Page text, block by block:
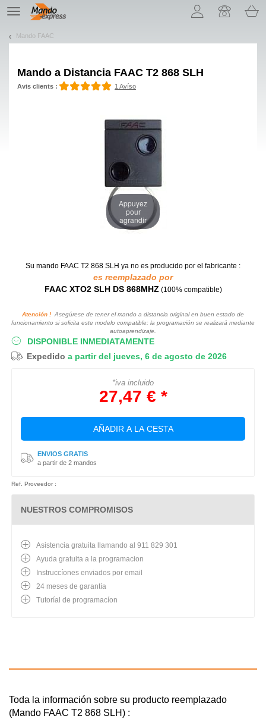
TE
navigation
Mando FAAC
Mando a Distancia FAAC T2 868 SLH
Avis clients : 1 Avíso
Appuyez
pour
agrandir
Su mando FAAC T2 868 SLH ya no es producido por el fabricante :
es reemplazado por
FAAC XTO2 SLH DS 868MHZ (100% compatible)
Atención ! Asegúrese de tener el mando a distancia original en buen estado de
funcionamiento si solicita este modelo compatible: la programación se realizará mediante
autoaprendizaje.
DISPONIBLE INMEDIATAMENTE
Expedido a partir del jueves, 6 de agosto de 2026
*iva incluido
27,47 € *
AÑADIR A LA CESTA
ENVIOS GRATIS
a partir de 2 mandos
Ref. Proveedor :
NUESTROS COMPROMISOS
Asistencia gratuita llamando al 911 829 301
Ayuda gratuita a la programacion
Instruccíones enviados por email
24 meses de garantía
Tutoríal de programacíon
Toda la información sobre su producto reemplazado
(Mando FAAC T2 868 SLH) :
¡Permítenos presentarte nuestras cookies!